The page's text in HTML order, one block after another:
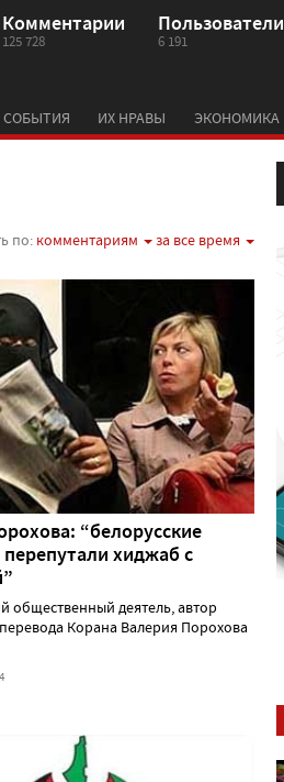
Комментарии
125 728
Пользователи
6 191
СОБЫТИЯ ИХ НРАВЫ ЭКОНОМИКА
по: комментариям за все время
“белорусские
хиджаб с
общественный деятель, автор
Корана Валерия Порохова